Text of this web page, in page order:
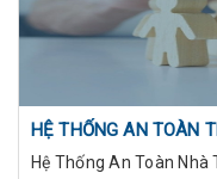
HỆ THỐNG AN TOÀN
Hệ Thống An Toàn